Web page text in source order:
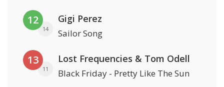
12
14
Gigi Perez
Sailor Song
13
11
Lost Frequencies & Tom Odell
Black Friday - Pretty Like The Sun